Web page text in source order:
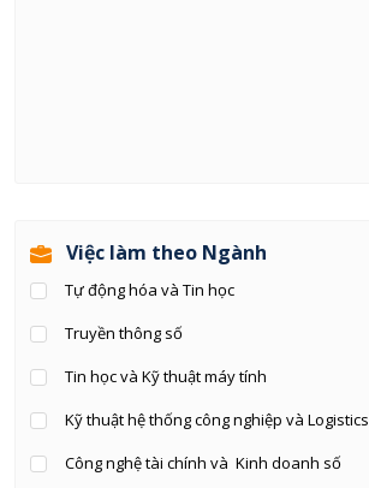
Việc làm theo Ngành
Tự động hóa và Tin học
Truyền thông số
Tin học và Kỹ thuật máy tính
Kỹ thuật hệ thống công nghiệp và Logistics
Công nghệ tài chính và Kinh doanh số